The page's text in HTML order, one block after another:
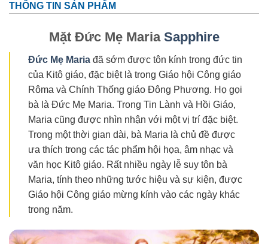
THÔNG TIN SẢN PHẨM
Mặt Đức Mẹ Maria Sapphire
Đức Mẹ Maria đã sớm được tôn kính trong đức tin
của Kitô giáo, đặc biệt là trong Giáo hội Công giáo
Rôma và Chính Thống giáo Đông Phương. Họ gọi
bà là Đức Mẹ Maria. Trong Tin Lành và Hồi Giáo,
Maria cũng được nhìn nhận với một vị trí đặc biệt.
Trong một thời gian dài, bà Maria là chủ đề được
ưa thích trong các tác phẩm hội họa, âm nhạc và
văn học Kitô giáo. Rất nhiều ngày lễ suy tôn bà
Maria, tính theo những tước hiệu và sự kiện, được
Giáo hội Công giáo mừng kính vào các ngày khác
trong năm.